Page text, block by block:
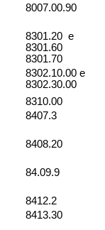
8007.00.90
8301.20 e
8301.60
8301.70
8302.10.00 e
8302.30.00
8310.00
8407.3
8408.20
84.09.9
8412.2
8413.30